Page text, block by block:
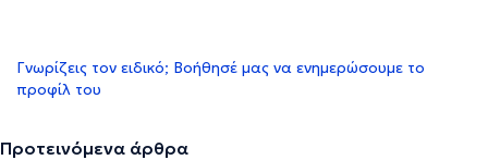
Γνωρίζεις τον ειδικό; Βοήθησέ μας να ενημερώσουμε το
προφίλ του
Προτεινόμενα άρθρα